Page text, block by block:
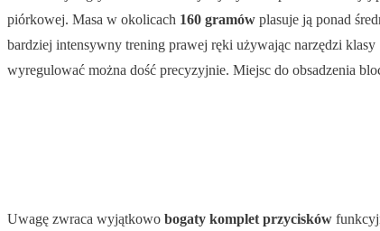
piórkowej. Masa w okolicach 160 gramów plasuje ją ponad
bardziej intensywny trening prawej ręki używając narzędzi
wyregulować można dość precyzyjnie. Miejsc do obsadzenia
Uwagę zwraca wyjątkowo bogaty komplet przycisków